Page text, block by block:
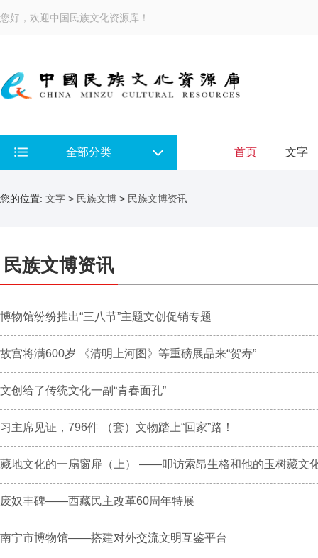
您好，欢迎中国民族文化资源库！
全部分类 首页 文字
您的位置: 文字 > 民族文博 > 民族文博资讯
民族文博资讯
博物馆纷纷推出“三八节”主题文创促销专题
故宫将满600岁 《清明上河图》等重磅展品来“贺寿”
文创给了传统文化一副“青春面孔”
习主席见证，796件 （套）文物踏上“回家”路！
藏地文化的一扇窗扉（上） ——叩访索昂生格和他的玉树藏文
废奴丰碑——西藏民主改革60周年特展
南宁市博物馆——搭建对外交流文明互鉴平台